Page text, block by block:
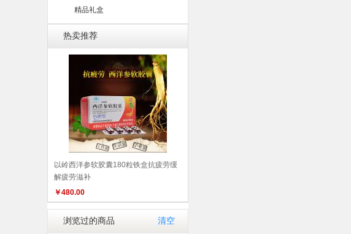
精品礼盒
热卖推荐
以岭西洋参软胶囊180粒铁盒抗疲劳缓
解疲劳滋补
￥480.00
浏览过的商品 清空